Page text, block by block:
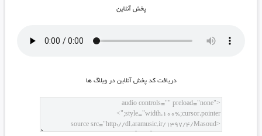
پخش آنلاين
دريافت کد پخش آنلاين در وبلاگ ها